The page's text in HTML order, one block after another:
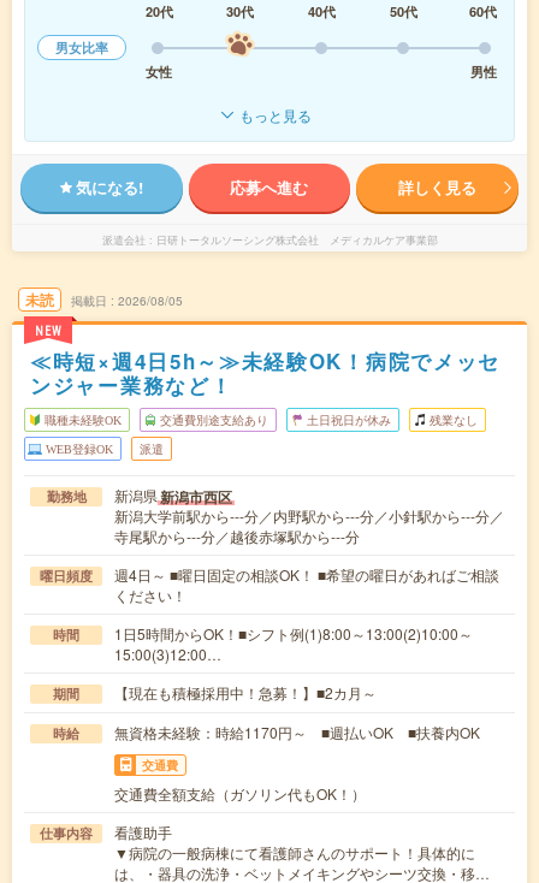
20代
30代 40代 50代
60代
男女比率
女性
男性
もっと見る
気になる! 応募へ進む 詳しく見る
派遣会社 日研トータルソーシング株式会社 メディカルケア事業部
未読
NEW
掲載日 2026/08/05
≪時短×週4日5h～≫未経験OK！病院でメッセ
ンジャー業務など！
職種未経験OK 交通費別途支給あり 土日祝日が休み 残業なし
WEB登録OK 派遣
勤務地 新潟県新潟市西区
新潟大学前駅から---分／内野駅から---分／小針駅から---分／
寺尾駅から---分／越後赤塚駅から---分
曜日頻度
週4日～ ■曜日固定の相談OK！ ■希望の曜日があればご相談
ください！
時間
1日5時間からOK！■シフト例(1)8:00～13:00(2)10:00～
15:00(3)12:00…
期間 【現在も積極採用中！急募！】■2カ月～
時給 無資格未経験：時給1170円～ ■週払いOK ■扶養内OK
交通費
交通費全額支給（ガソリン代もOK！）
仕事内容
看護助手
▼病院の一般病棟にて看護師さんのサポート！具体的に
は、・器具の洗浄・ベットメイキングやシーツ交換・移…